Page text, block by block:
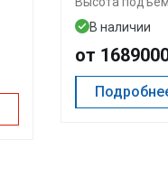
В наличии
от